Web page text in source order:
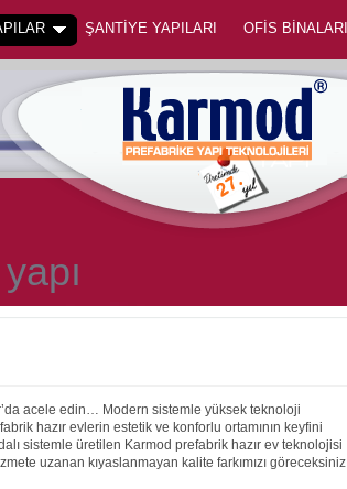
ŞANTİYE YAPILARI OFİS BİNALARI
acele edin… Modern sistemle yüksek teknoloji
hazır evlerin estetik ve konforlu ortamının keyfini
sistemle üretilen Karmod prefabrik hazır ev teknolojisi
uzanan kıyaslanmayan kalite farkımızı göreceksiniz.